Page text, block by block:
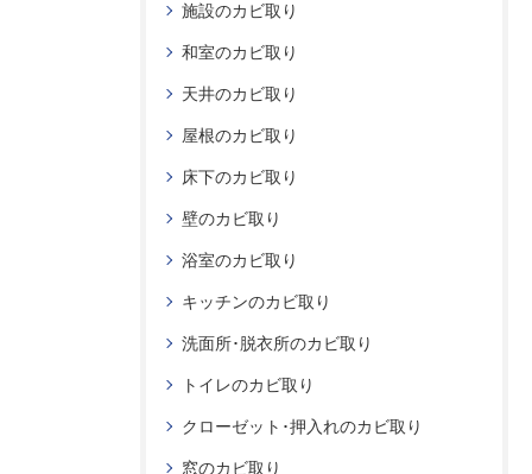
施設のカビ取り
和室のカビ取り
天井のカビ取り
屋根のカビ取り
床下のカビ取り
壁のカビ取り
浴室のカビ取り
キッチンのカビ取り
洗面所･脱衣所のカビ取り
トイレのカビ取り
クローゼット･押入れのカビ取り
窓のカビ取り